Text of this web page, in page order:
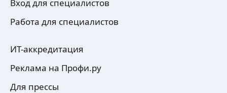
Вход для специалистов
Работа для специалистов
ИТ-аккредитация
Реклама на Профи.ру
Для прессы